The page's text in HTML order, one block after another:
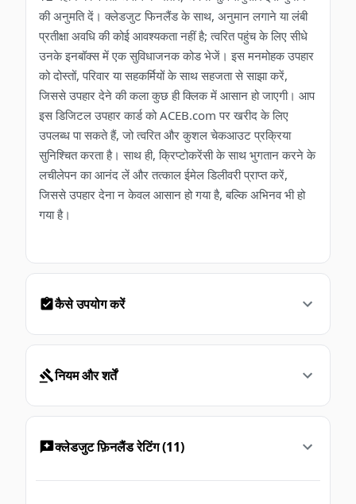
की अनुमति दें। क्लेडजुट फिनलैंड के साथ, अनुमान लगाने या लंबी
प्रतीक्षा अवधि की कोई आवश्यकता नहीं है; त्वरित पहुंच के लिए सीधे
उनके इनबॉक्स में एक सुविधाजनक कोड भेजें। इस मनमोहक उपहार
को दोस्तों, परिवार या सहकर्मियों के साथ सहजता से साझा करें,
जिससे उपहार देने की कला कुछ ही क्लिक में आसान हो जाएगी। आप
इस डिजिटल उपहार कार्ड को ACEB.com पर खरीद के लिए
उपलब्ध पा सकते हैं, जो त्वरित और कुशल चेकआउट प्रक्रिया
सुनिश्चित करता है। साथ ही, क्रिप्टोकरेंसी के साथ भुगतान करने के
लचीलेपन का आनंद लें और तत्काल ईमेल डिलीवरी प्राप्त करें,
जिससे उपहार देना न केवल आसान हो गया है, बल्कि अभिनव भी हो
गया है।
कैसे उपयोग करें
नियम और शर्तें
क्लेडजुट फ़िनलैंड रेटिंग (11)